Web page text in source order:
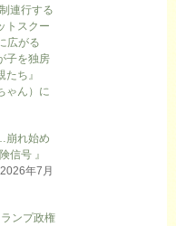
連行する
トスクー
広がる
子を独房
ち』
ゃん）に
崩れ始め
信号 』
2026年7月
ンプ政権